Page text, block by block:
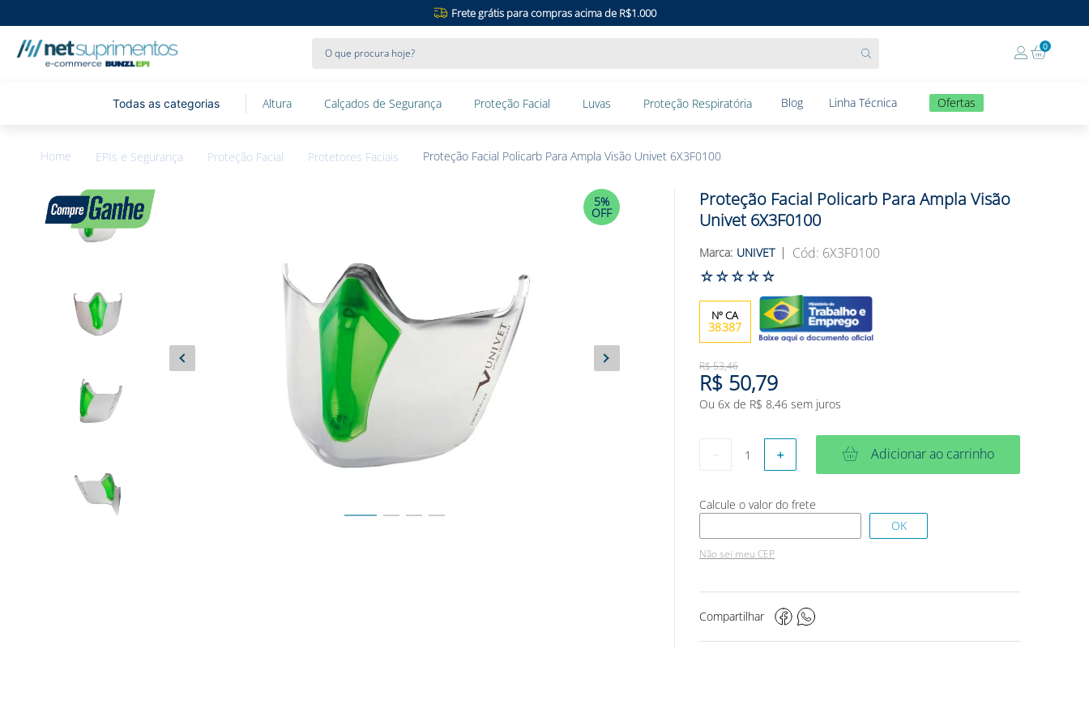
Frete grátis para compras acima de R$1.000
0
Altura Calçados de Segurança Proteção Facial Luvas Proteção Respiratória Blog Linha Técnica Ofertas
EPIs e Segurança Proteção Facial Protetores Faciais Proteção Facial Policarb Para Ampla Visão Univet 6X3F0100
5%
OFF
Proteção Facial Policarb Para Ampla Visão
Univet 6X3F0100
UNIVET : 6X3F0100
☆☆☆☆☆
38387
R$53,46
R$ 50,79
Ou 6x de R$ 8,46 sem juros
＋ Adicionar ao carrinho
Não sei meu CEP
Compartilhar